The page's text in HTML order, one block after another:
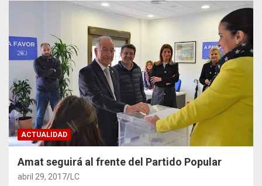
ACTUALIDAD
Amat seguirá al frente del Partido Popular
abril 29, 2017 LC